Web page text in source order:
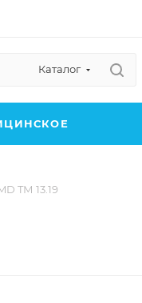
Каталог
TМ 13.19